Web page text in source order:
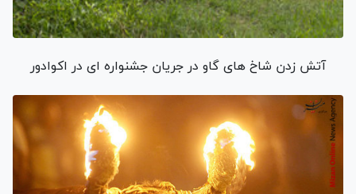
آتش زدن شاخ های گاو در جریان جشنواره ای در اکوادور